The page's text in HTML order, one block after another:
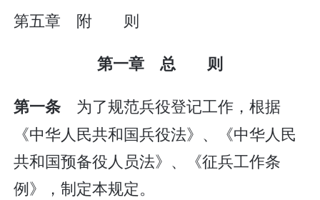
第五章 附 则
第一章 总 则
第一条 为了规范兵役登记工作，根据
《中华人民共和国兵役法》、《中华人民
共和国预备役人员法》、《征兵工作条
例》，制定本规定。